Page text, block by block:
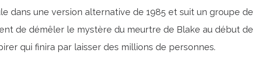
dans une version alternative de 1985 et suit un groupe de
de démêler le mystère du meurtre de Blake au début de
qui finira par laisser des millions de personnes.